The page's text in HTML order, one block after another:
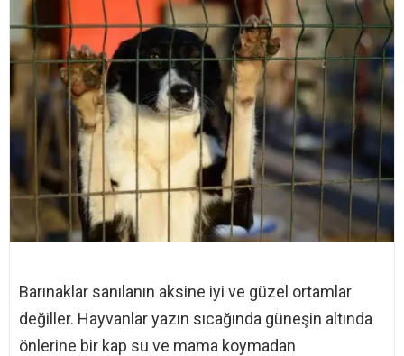
Barınaklar sanılanın aksine iyi ve güzel ortamlar
değiller. Hayvanlar yazın sıcağında güneşin altında
önlerine bir kap su ve mama koymadan